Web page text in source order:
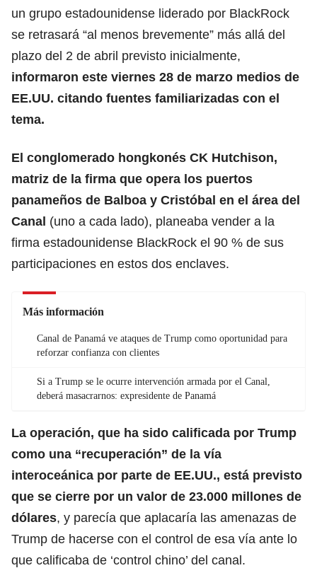
un grupo estadounidense liderado por BlackRock
se retrasará “al menos brevemente” más allá del
plazo del 2 de abril previsto inicialmente,
informaron este viernes 28 de marzo medios de
EE.UU. citando fuentes familiarizadas con el
tema.
El conglomerado hongkonés CK Hutchison,
matriz de la firma que opera los puertos
panameños de Balboa y Cristóbal en el área del
Canal (uno a cada lado), planeaba vender a la
firma estadounidense BlackRock el 90 % de sus
participaciones en estos dos enclaves.
Más información
Canal de Panamá ve ataques de Trump como oportunidad para
reforzar confianza con clientes
Si a Trump se le ocurre intervención armada por el Canal,
deberá masacrarnos: expresidente de Panamá
La operación, que ha sido calificada por Trump
como una “recuperación” de la vía
interoceánica por parte de EE.UU., está previsto
que se cierre por un valor de 23.000 millones de
dólares, y parecía que aplacaría las amenazas de
Trump de hacerse con el control de esa vía ante lo
que calificaba de ‘control chino’ del canal.